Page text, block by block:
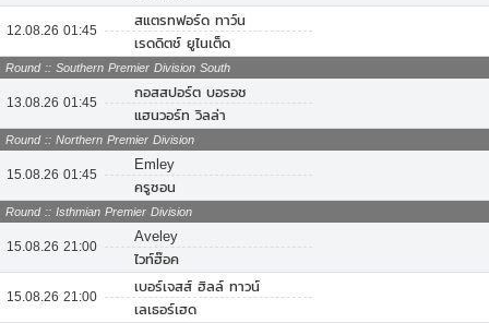
12.08.26 01:45
สแตรทฟอร์ด ทาว์น
เรดดิตช์ ยูไนเต็ด
Round :: Southern Premier Division South
13.08.26 01:45
กอสสปอร์ต บอรอช
แฮนวอร์ท วิลล่า
Round :: Northern Premier Division
15.08.26 01:45
Emley
ครูซอน
Round :: Isthmian Premier Division
15.08.26 21:00
Aveley
ไวท์ฮ๊อค
15.08.26 21:00
เบอร์เจสส์ ฮิลล์ ทาวน์
เลเธอร์เฮด